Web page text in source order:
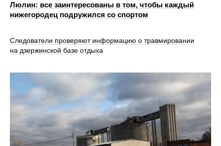
Люлин: все заинтересованы в том, чтобы каждый
нижегородец подружился со спортом
Следователи проверяют информацию о травмировании
на дзержинской базе отдыха